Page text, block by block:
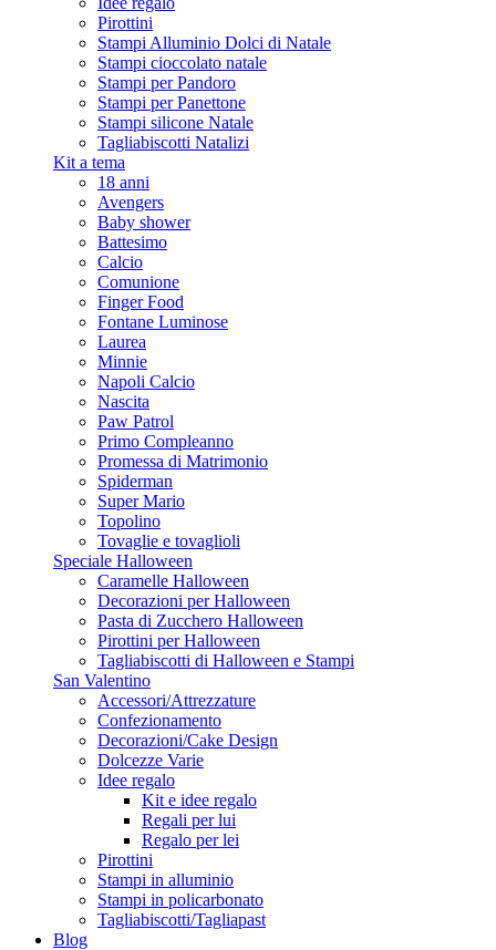
Pirottini
Stampi Alluminio Dolci di Natale
Stampi cioccolato natale
Stampi per Pandoro
Stampi per Panettone
Stampi silicone Natale
Tagliabiscotti Natalizi
Kit a tema
18 anni
Avengers
Baby shower
Battesimo
Calcio
Comunione
Finger Food
Fontane Luminose
Laurea
Minnie
Napoli Calcio
Nascita
Paw Patrol
Primo Compleanno
Promessa di Matrimonio
Spiderman
Super Mario
Topolino
Tovaglie e tovaglioli
Speciale Halloween
Caramelle Halloween
Decorazioni per Halloween
Pasta di Zucchero Halloween
Pirottini per Halloween
Tagliabiscotti di Halloween e Stampi
San Valentino
Accessori/Attrezzature
Confezionamento
Decorazioni/Cake Design
Dolcezze Varie
Idee regalo
Kit e idee regalo
Regali per lui
Regalo per lei
Pirottini
Stampi in alluminio
Stampi in policarbonato
Tagliabiscotti/Tagliapast
Blog